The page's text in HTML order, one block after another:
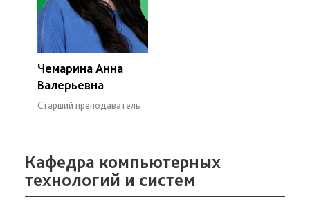
Чемарина Анна
Валерьевна
Старший преподаватель
Кафедра компьютерных
технологий и систем